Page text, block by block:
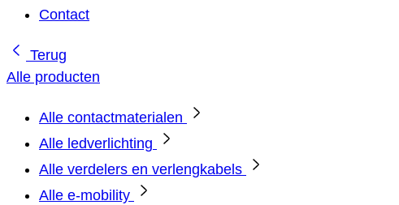
Contact
Terug
Alle producten
Alle contactmaterialen
Alle ledverlichting
Alle verdelers en verlengkabels
Alle e-mobility